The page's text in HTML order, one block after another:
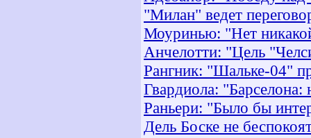
"Милан" ведет
Моуринью: "Нет
Анчелотти: "Цель
Рангник: "Шальке-04"
Гвардиола:
Раньери: "Было бы
Дель Боске не